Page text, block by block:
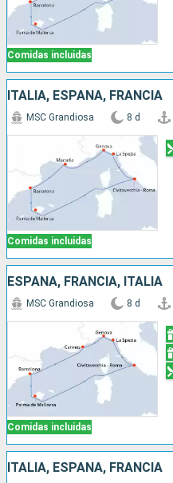
Comidas incluidas
ITALIA, ESPAÑA, FRANCIA
Comidas incluidas
MSC Grandiosa 8 d
ESPAÑA, FRANCIA, ITALIA
Comidas incluidas
MSC Grandiosa 8 d
ITALIA, ESPAÑA, FRANCIA